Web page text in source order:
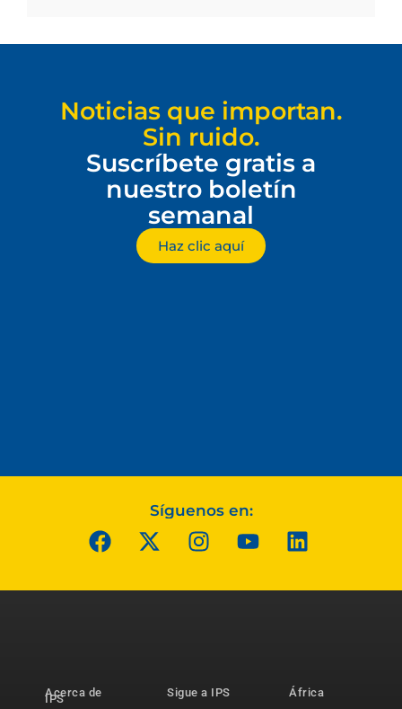
Noticias que importan.
Sin ruido.
Suscríbete gratis a
nuestro boletín
semanal
Haz clic aquí
Síguenos en:
Acerca de
IPS
Sigue a IPS
África